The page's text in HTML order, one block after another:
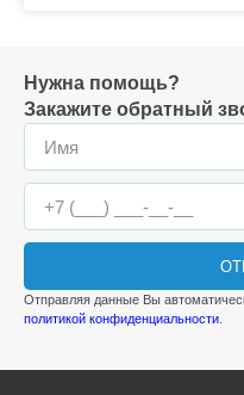
Нужна помощь?
Закажите обратный
Отправляя данные Вы
политикой конфиденциальности